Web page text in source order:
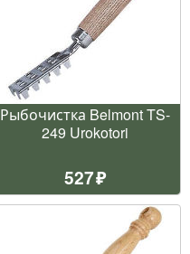
Рыбочистка Belmont TS-
249 Urokotori
527